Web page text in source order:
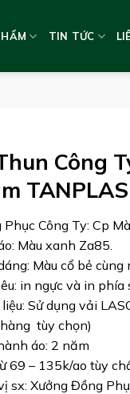
TIN TỨC
Công
TANPLAS
Công Ty: Cp
Màu xanh Za85.
Màu cổ bẻ
in ngực và in phía
Sử dụng vải
tùy chọn)
áo: 2 năm
69 – 135k/ao tùy
sx: Xưởng Đồng